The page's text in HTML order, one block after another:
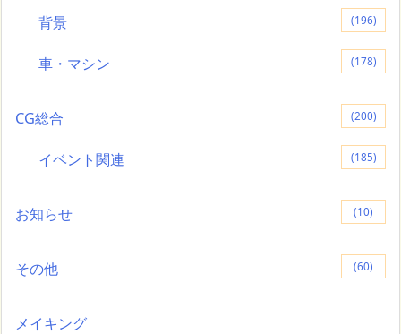
背景 (196)
車・マシン (178)
CG総合 (200)
イベント関連 (185)
お知らせ (10)
その他 (60)
メイキング